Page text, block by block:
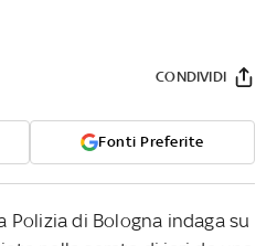
Fonti Preferite
CONDIVIDI
Polizia di Bologna indaga su